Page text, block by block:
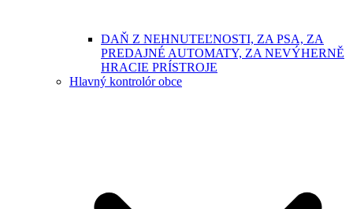
DAŇ Z NEHNUTEĽNOSTI, ZA PSA, ZA
PREDAJNÉ AUTOMATY, ZA NEVÝHERNĚ
HRACIE PRÍSTROJE
Hlavný kontrolór obce